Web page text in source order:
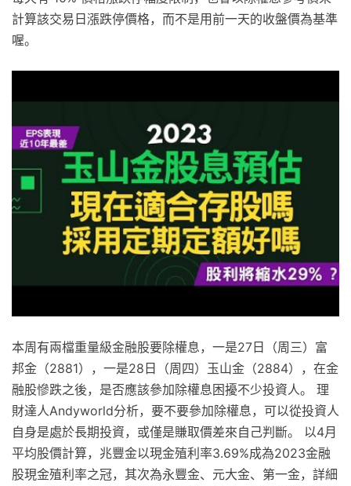
計算該交易日漲跌停價格，而不是用前一天的收盤價為基準
喔。
本周有兩檔重量級金融股要除權息，一是27日（周三）富
邦金（2881），一是28日（周四）玉山金（2884），在金
融股慘跌之後，是否應該參加除權息困擾不少投資人。 理
財達人Andyworld分析，要不要參加除權息，可以從投資人
自身是處於長期投資，或僅是賺取價差來自己判斷。 以4月
平均股價計算，兆豐金以現金殖利率3.69%成為2023金融
股現金殖利率之冠，其次為永豐金、元大金、第一金，詳細